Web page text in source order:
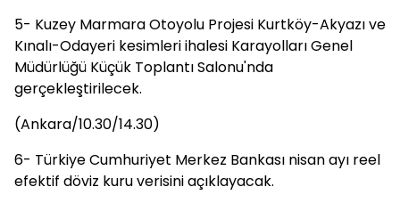
5- Kuzey Marmara Otoyolu Projesi Kurtköy-Akyazı ve
Kınalı-Odayeri kesimleri ihalesi Karayolları Genel
Müdürlüğü Küçük Toplantı Salonu'nda
gerçekleştirilecek.
(Ankara/10.30/14.30)
6- Türkiye Cumhuriyet Merkez Bankası nisan ayı reel
efektif döviz kuru verisini açıklayacak.